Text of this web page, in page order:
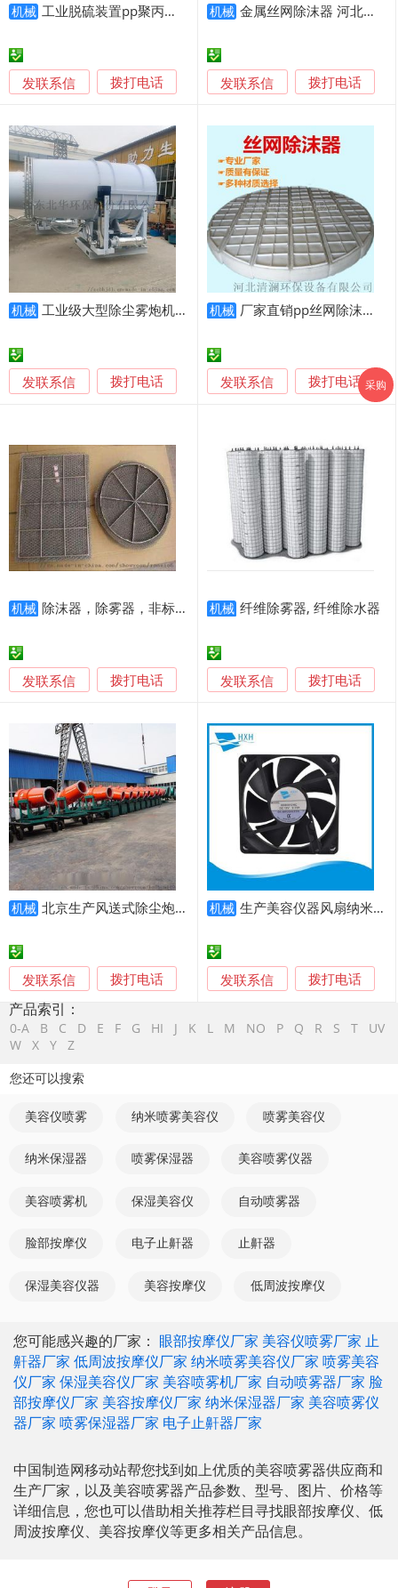
机械 工业脱硫装置pp聚丙烯丝网除雾器 塑料丝网除雾器
发联系信 拨打电话
机械 金属丝网除沫器 河北丝网除雾器 过滤网
发联系信 拨打电话
机械 工业级大型除尘雾炮机 100米远程射雾器
发联系信 拨打电话
机械 厂家直销pp丝网除沫器 聚丙烯丝网除雾器 可定制
发联系信 拨打电话
机械 除沫器，除雾器，非标除沫器
发联系信 拨打电话
机械 纤维除雾器, 纤维除水器
发联系信 拨打电话
机械 北京生产风送式除尘炮雾机 喷雾器 固定式远程控制喷雾装置
发联系信 拨打电话
机械 生产美容仪器风扇纳米喷雾补水仪风扇脱毛器风扇80*80*20MM
发联系信 拨打电话
产品索引：
0-A B C D E F G HI J K L M NO P Q R S T
UV
W
X Y Z
您还可以搜索
美容仪喷雾 纳米喷雾美容仪 喷雾美容仪
纳米保湿器 喷雾保湿器 美容喷雾仪器
美容喷雾机 保湿美容仪 自动喷雾器
脸部按摩仪 电子止鼾器 止鼾器
保湿美容仪器 美容按摩仪 低周波按摩仪
您可能感兴趣的厂家： 眼部按摩仪厂家 美容仪喷雾厂家 止
鼾器厂家 低周波按摩仪厂家 纳米喷雾美容仪厂家 喷雾美容
仪厂家 保湿美容仪厂家 美容喷雾机厂家 自动喷雾器厂家 脸
部按摩仪厂家 美容按摩仪厂家 纳米保湿器厂家 美容喷雾仪
器厂家 喷雾保湿器厂家 电子止鼾器厂家
中国制造网移动站帮您找到如上优质的美容喷雾器供应商和
生产厂家，以及美容喷雾器产品参数、型号、图片、价格等
详细信息，您也可以借助相关推荐栏目寻找眼部按摩仪、低
周波按摩仪、美容按摩仪等更多相关产品信息。
采购